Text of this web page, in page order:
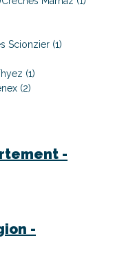
Scionzier (1)
(1)
(2)
-
-